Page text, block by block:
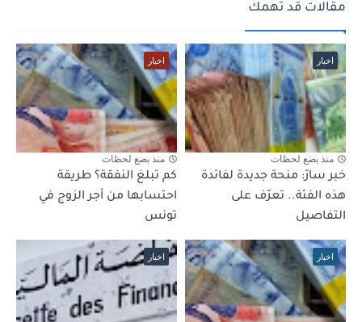
مقالات قد تهمك
اخبار
منذ بضع لحظات
خبر سارّ: منحة جديدة لفائدة
هذه الفئة.. تعرّف على
التفاصيل
اخبار
منذ بضع لحظات
كم تبلغ النفقة؟ طريقة
احتسابها من أجر الزوج في
تونس
اخبار اخبار